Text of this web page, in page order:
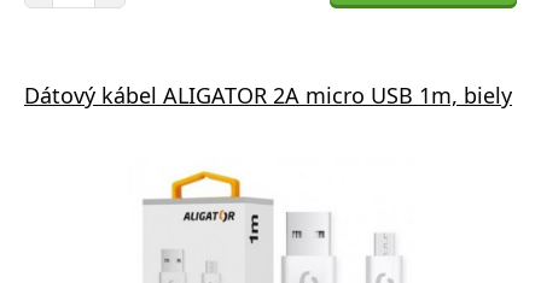
Dátový kábel ALIGATOR 2A micro USB 1m, biely